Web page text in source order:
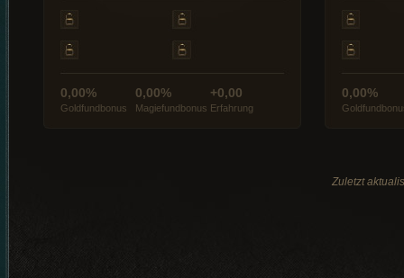
0,00%
Goldfundbonus
0,00%
Magiefundbonus
+0,00
Erfahrung
0,00%
Zuletzt